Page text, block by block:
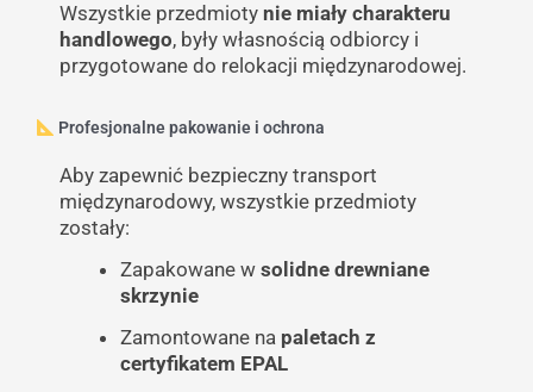
Wszystkie przedmioty nie miały charakteru
handlowego, były własnością odbiorcy i
przygotowane do relokacji międzynarodowej.
Profesjonalne pakowanie i ochrona
Aby zapewnić bezpieczny transport
międzynarodowy, wszystkie przedmioty
zostały:
Zapakowane w solidne drewniane
skrzynie
Zamontowane na paletach z
certyfikatem EPAL